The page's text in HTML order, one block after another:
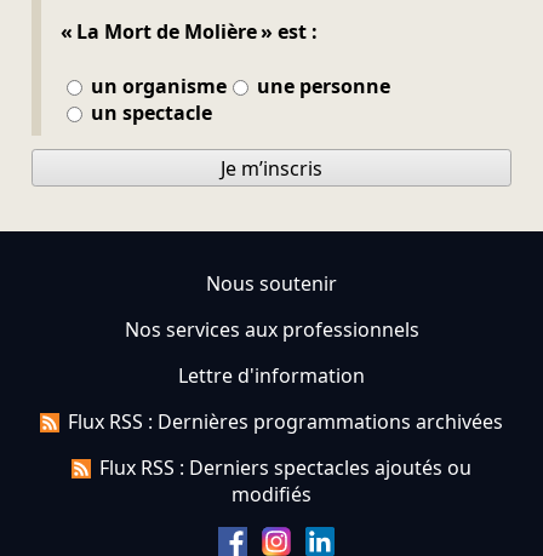
« La Mort de Molière » est :
un organisme
une personne
un spectacle
Je m’inscris
Nous soutenir
Nos services aux professionnels
Lettre d'information
Flux RSS : Dernières programmations archivées
Flux RSS : Derniers spectacles ajoutés ou
modifiés